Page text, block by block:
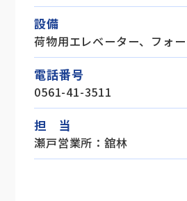
設備
荷物用エレベーター、フォ
電話番号
0561-41-3511
担 当
瀬戸営業所：舘林